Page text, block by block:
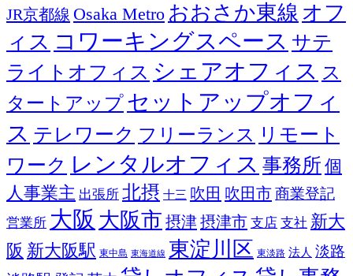
JR京都線 Osaka Metro おおさか東線 オフ
ィス コワーキングスペース サテ
ライトオフィス シェアオフィス ス
タートアップセットアップオフィ
ス テレワーク フリーランス リモート
ワーク レンタルオフィス 事務所 個
人事業主 出張所 北摂 十三 吹田 吹田市商業登記
営業所 大阪 大阪市 摂津摂津市 支店 支社 新大
阪 新大阪駅 東中島 東海道線 東淀川区 東淡路 法人 淡路